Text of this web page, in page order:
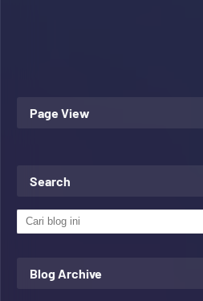
Page View
Search
Blog Archive